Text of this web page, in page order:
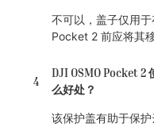
不可以，盖子仅用
Pocket 2 前应将其
4
DJI OSMO Pocket 2
么好处？
该保护盖有助于保